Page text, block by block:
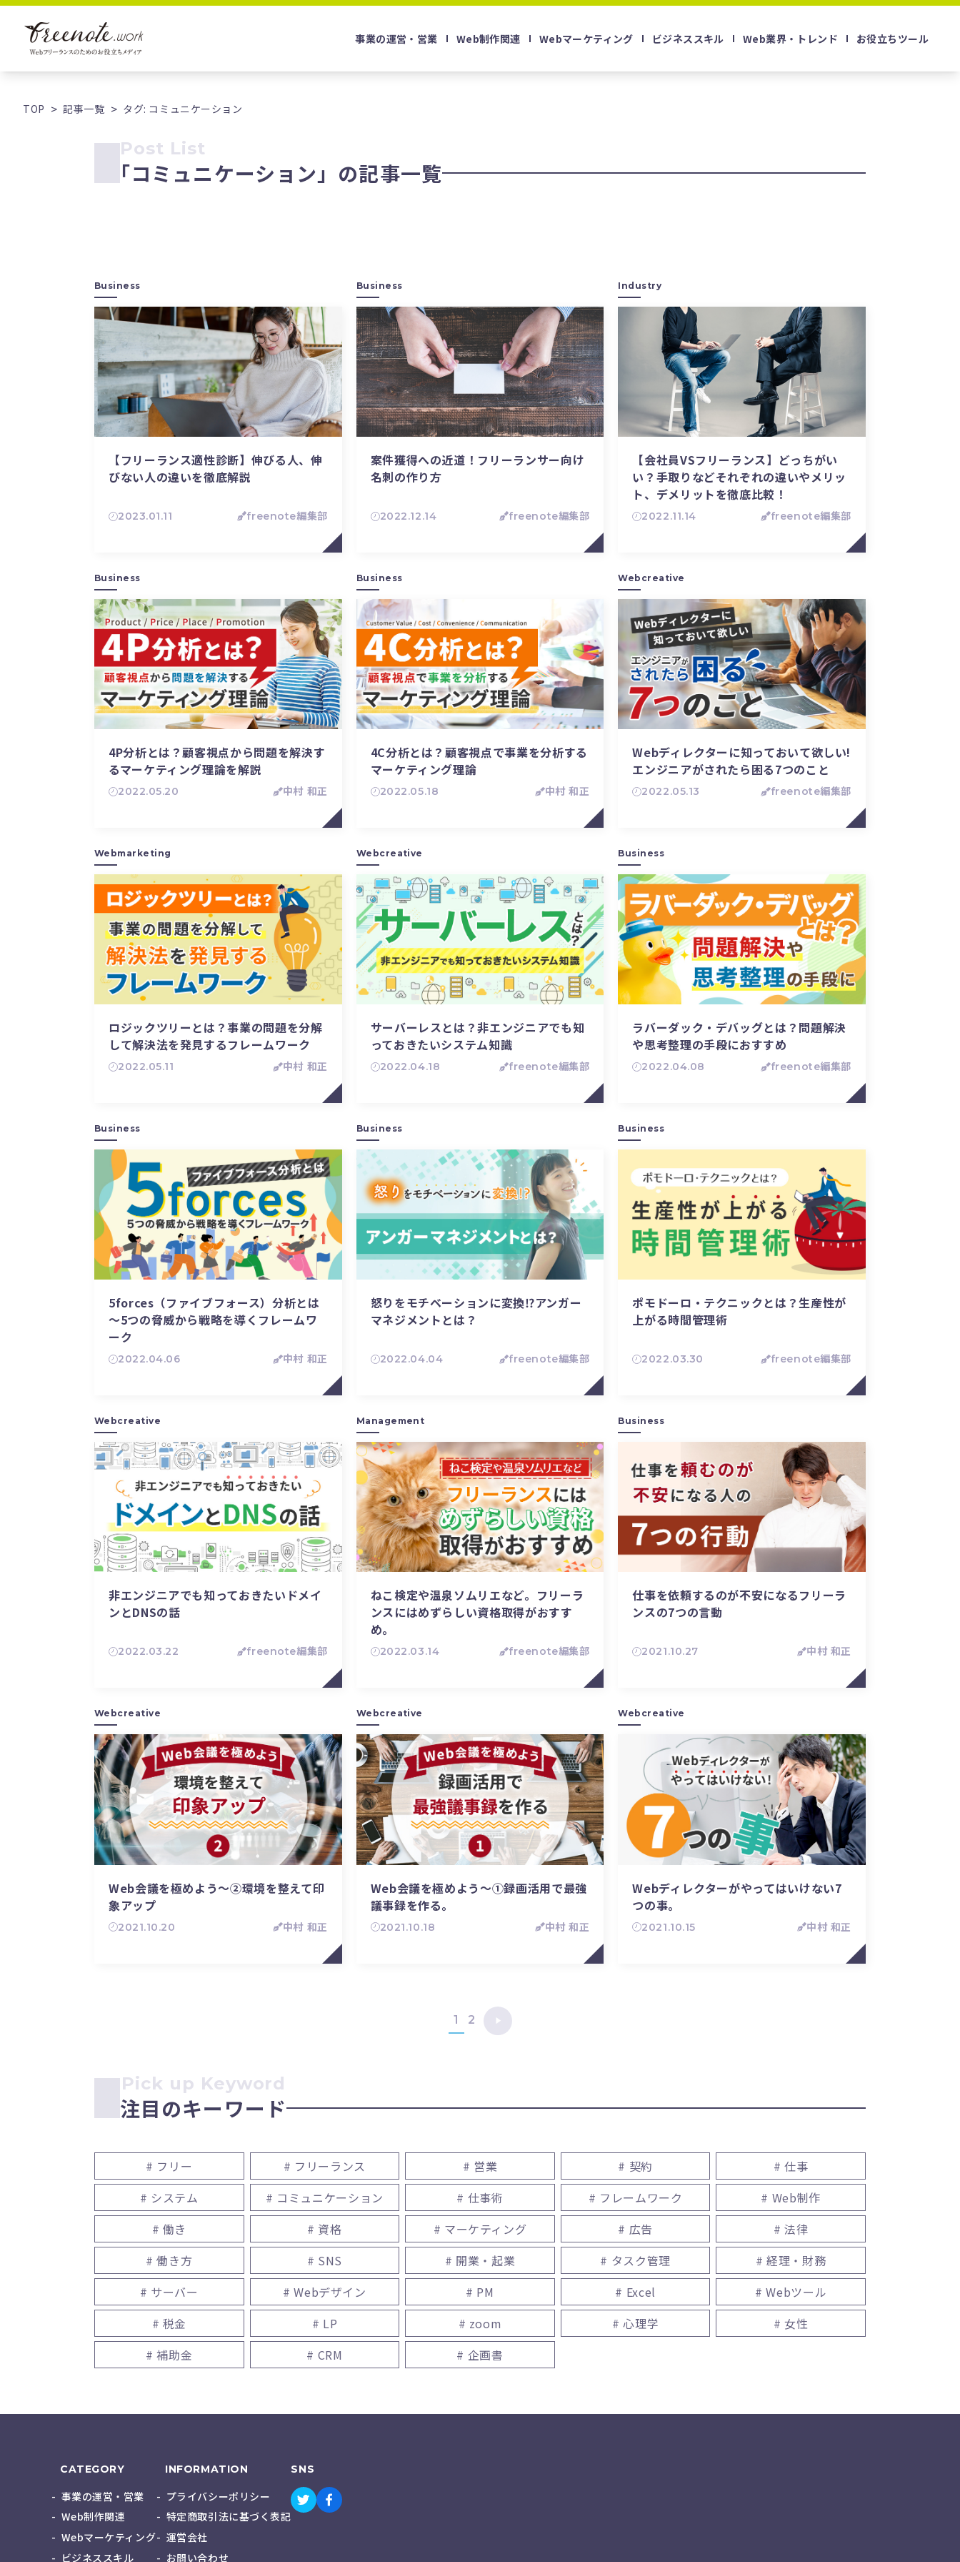
事業の運営・営業 Web制作関連 Webマーケティング ビジネススキル Web業界・トレンド お役立ちツール
TOP 記事一覧 タグ: コミュニケーション
Post List
「コミュニケーション」の記事一覧
Business
【フリーランス適性診断】伸びる人、伸
びない人の違いを徹底解説
2023.01.11 freenote編集部
Business
案件獲得への近道！フリーランサー向け
名刺の作り方
2022.12.14 freenote編集部
Industry
【会社員VSフリーランス】どっちがい
い？手取りなどそれぞれの違いやメリッ
ト、デメリットを徹底比較！
2022.11.14 freenote編集部
Business
4P分析とは？顧客視点から問題を解決す
るマーケティング理論を解説
2022.05.20 中村 和正
Business
4C分析とは？顧客視点で事業を分析する
マーケティング理論
2022.05.18 中村 和正
Webcreative
Webディレクターに知っておいて欲しい!
エンジニアがされたら困る7つのこと
2022.05.13 freenote編集部
Webmarketing
ロジックツリーとは？事業の問題を分解
して解決法を発見するフレームワーク
2022.05.11 中村 和正
Webcreative
サーバーレスとは？非エンジニアでも知
っておきたいシステム知識
2022.04.18 freenote編集部
Business
ラバーダック・デバッグとは？問題解決
や思考整理の手段におすすめ
2022.04.08 freenote編集部
Business
5forces（ファイブフォース）分析とは
～5つの脅威から戦略を導くフレームワ
ーク
2022.04.06 中村 和正
Business
怒りをモチベーションに変換⁉︎アンガー
マネジメントとは？
2022.04.04 freenote編集部
Business
ポモドーロ・テクニックとは？生産性が
上がる時間管理術
2022.03.30 freenote編集部
Webcreative
非エンジニアでも知っておきたいドメイ
ンとDNSの話
2022.03.22 freenote編集部
Management
ねこ検定や温泉ソムリエなど。フリーラ
ンスにはめずらしい資格取得がおすす
め。
2022.03.14 freenote編集部
Business
仕事を依頼するのが不安になるフリーラ
ンスの7つの言動
2021.10.27 中村 和正
Webcreative
Web会議を極めよう〜②環境を整えて印
象アップ
2021.10.20 中村 和正
Webcreative
Web会議を極めよう〜①録画活用で最強
議事録を作る。
2021.10.18 中村 和正
Webcreative
Webディレクターがやってはいけない7
つの事。
2021.10.15 中村 和正
1 2
Pick up Keyword
注目のキーワード
# フリー # フリーランス # 営業 # 契約
# 仕事
# システム
# コミュニケーション # 仕事術 # フレームワーク
# Web制作
# 働き
# 資格 # マーケティング # 広告
# 法律
# 働き方
# SNS # 開業・起業 # タスク管理
# 経理・財務
# サーバー
# Webデザイン # PM # Excel
# Webツール
# 税金
# LP # zoom # 心理学
# 女性
# 補助金
# CRM # 企画書
CATEGORY
事業の運営・営業
Web制作関連
Webマーケティング
ビジネススキル
INFORMATION
プライバシーポリシー
特定商取引法に基づく表記
運営会社
お問い合わせ
SNS